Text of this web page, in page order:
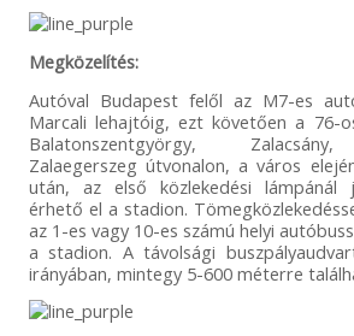
Megközelítés:
Autóval Budapest felől az M7-es
Marcali lehajtóig, ezt követően a 76-
Balatonszentgyörgy,
Zalaegerszeg útvonalon, a város
után, az első közlekedési lámpánál
érhető el a stadion.
az 1-es vagy 10-es számú helyi
a stadion. A távolsági
irányában, mintegy 5-600 méterre